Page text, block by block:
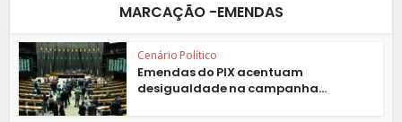
MARCAÇÃO -EMENDAS
Cenário Político
Emendas do PIX acentuam
desigualdade na campanha...